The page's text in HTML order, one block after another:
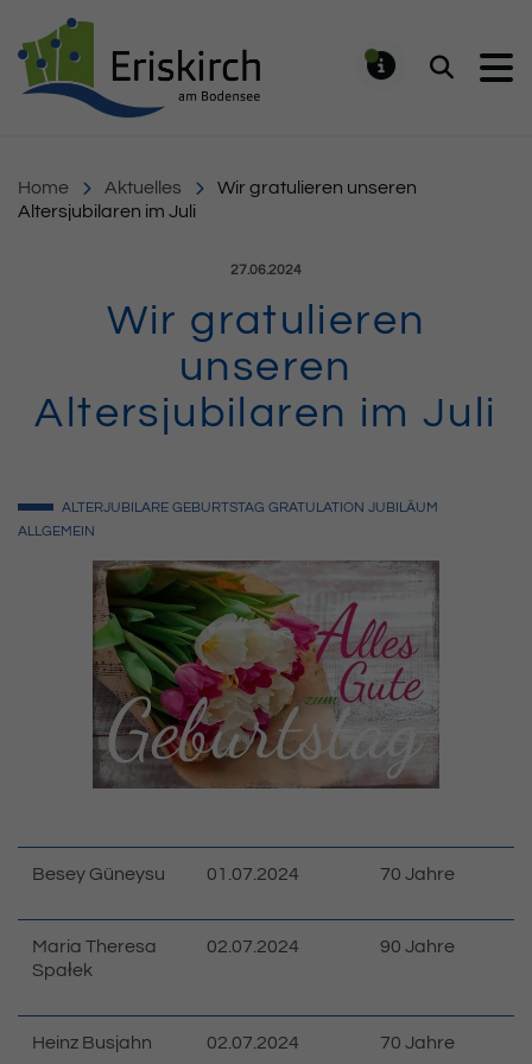
Suchen
Home Aktuelles
Wir gratulieren unseren
Altersjubilaren im Juli
Veröffentlicht am:
27.06.2024
Wir gratulieren
unseren
Altersjubilaren im Juli
ALTERJUBILARE GEBURTSTAG GRATULATION JUBILÄUM
ALLGEMEIN
Besey Güneysu 01.07.2024 70 Jahre
Maria Theresa
Spałek
02.07.2024 90 Jahre
Heinz Busjahn 02.07.2024 70 Jahre